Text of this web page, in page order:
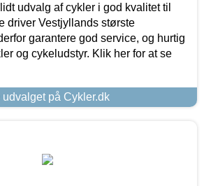
udvalg af cykler i god kvalitet til
driver Vestjyllands største
garantere god service, og hurtig
og cykeludstyr. Klik her for at se
udvalget på Cykler.dk